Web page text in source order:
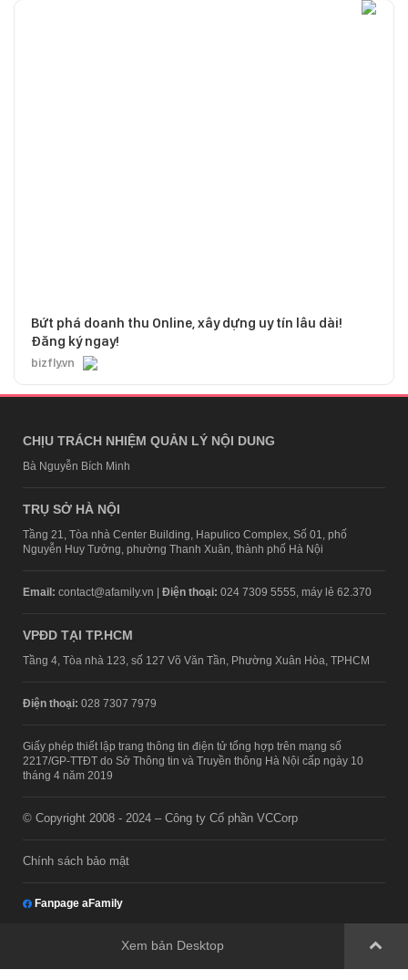
Bứt phá doanh thu Online, xây dựng uy tín lâu dài!
Đăng ký ngay!
bizfly.vn
CHỊU TRÁCH NHIỆM QUẢN LÝ NỘI DUNG
Bà Nguyễn Bích Minh
TRỤ SỞ HÀ NỘI
Tầng 21, Tòa nhà Center Building, Hapulico Complex, Số 01, phố
Nguyễn Huy Tưởng, phường Thanh Xuân, thành phố Hà Nội
Email: contact@afamily.vn | Điện thoại: 024 7309 5555, máy lẻ 62.370
VPĐD TẠI TP.HCM
Tầng 4, Tòa nhà 123, số 127 Võ Văn Tần, Phường Xuân Hòa, TPHCM
Điện thoại: 028 7307 7979
Giấy phép thiết lập trang thông tin điện tử tổng hợp trên mạng số
2217/GP-TTĐT do Sở Thông tin và Truyền thông Hà Nội cấp ngày 10
tháng 4 năm 2019
© Copyright 2008 - 2024 – Công ty Cổ phần VCCorp
Chính sách bảo mật
Fanpage aFamily
Xem bản Desktop